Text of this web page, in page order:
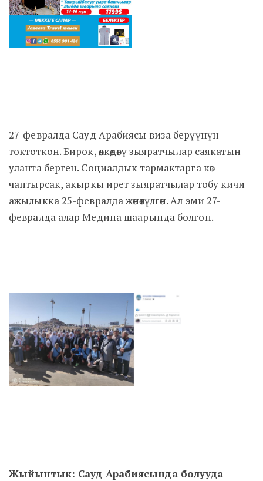
27-февралда Сауд Арабиясы виза берүүнүн
токтоткон. Бирок, өлкөдөгү зыяратчылар саякатын
уланта берген. Социалдык тармактарга көз
чаптырсак, акыркы ирет зыяратчылар тобу кичи
ажылыкка 25-февралда жөнөтүлгөн. Ал эми 27-
февралда алар Медина шаарында болгон.
Жыйынтык: Сауд Арабиясында болууда